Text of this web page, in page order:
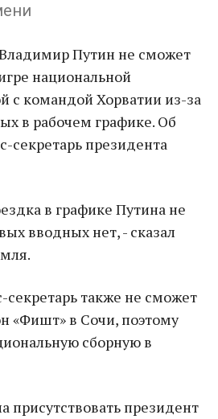
Путин не сможет
национальной
с командой Хорватии из-за
в рабочем графике. Об
секретарь президента
в графике Путина не
вводных нет, - сказал
также не сможет
«Фишт» в Сочи, поэтому
сборную в
присутствовать президент